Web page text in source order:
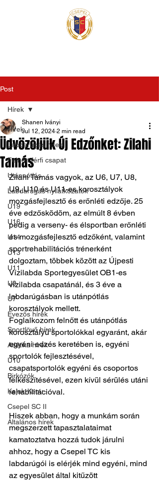
Post
Hírek
Labdarúgás hírek
Felnőtt férfi csapat
Utánpótlás
Labdarúgás nyilatkozatok
U19
U16
U14
U13
U11
U9
U7
Evezős hírek
Sportlövő hírek
Atlétika hírek
U10
Birkózók
Kajak-Kenu
Csepel SC II
Általános hírek
Hírek
Üdvözöljük Új Edzőnket: Zilahi
Tamás
Shanen Iványi
Jul 12, 2024 2 min read
Zilahi Tamás vagyok, az U6, U7, U8,
U9, U10 és U11-es korosztályok
mozgásfejlesztő és erőnléti edzője. 25
éve edzősködöm, az elmúlt 8 évben
pedig a verseny- és élsportban erőnléti
és mozgásfejlesztő edzőként, valamint
sportrehabilitációs trénerként
dolgoztam, többek között az Újpesti
Vízilabda Sportegyesület OB1-es
vízilabda csapatánál, és 3 éve a
labdarúgásban is utánpótlás
korosztályok mellett.
Foglalkozom felnőtt és utánpótlás
korosztályú sportolókkal egyaránt, akár
egyéni edzés keretében is, egyéni
sportolók fejlesztésével,
csapatsportolók egyéni és csoportos
felkészítésével, ezen kívül sérülés utáni
rehabilitációval.
Hiszek abban, hogy a munkám során
megszerzett tapasztalataimat
kamatoztatva hozzá tudok járulni
ahhoz, hogy a Csepel TC kis
labdarúgói is elérjék mind egyéni, mind
az egyesület által kitűzött